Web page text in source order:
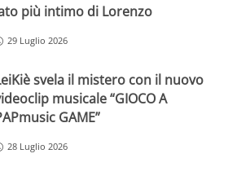
più intimo di Lorenzo
29 Luglio 2026
svela il mistero con il nuovo
musicale “GIOCO A
GAME”
28 Luglio 2026